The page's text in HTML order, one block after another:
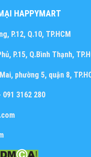
HAPPYMART
P.12, Q.10, TP.HCM
P.15, Q.Bình Thạnh,
phường 5, quận 8,
3162 280